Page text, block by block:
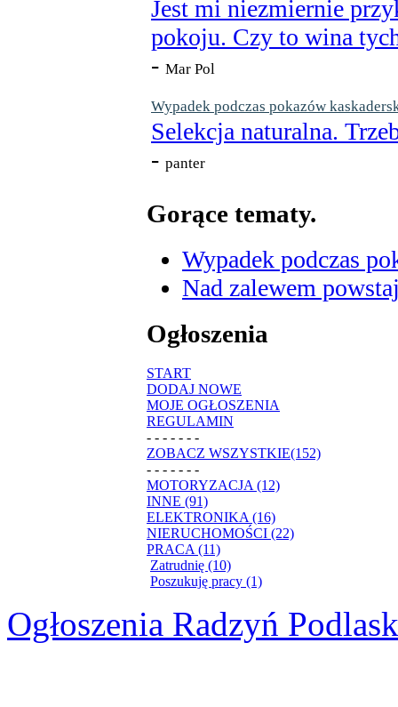
Jest mi niezmiernie
pokoju. Czy to wina
- Mar Pol
Wypadek podczas pokazów
Selekcja naturalna.
- panter
Gorące tematy.
Wypadek podczas
Nad zalewem
Ogłoszenia
START
DODAJ NOWE
MOJE OGŁOSZENIA
REGULAMIN
- - - - - - -
ZOBACZ WSZYSTKIE(152)
- - - - - - -
MOTORYZACJA (12)
INNE (91)
ELEKTRONIKA (16)
NIERUCHOMOŚCI (22)
PRACA (11)
Zatrudnię (10)
Poszukuję pracy (1)
Ogłoszenia Radzyń